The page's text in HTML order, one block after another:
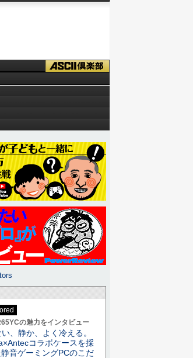
の魅力をインタビュー
、静か、よく冷える。
コラボケースを採
静音ゲーミングPCのこだ